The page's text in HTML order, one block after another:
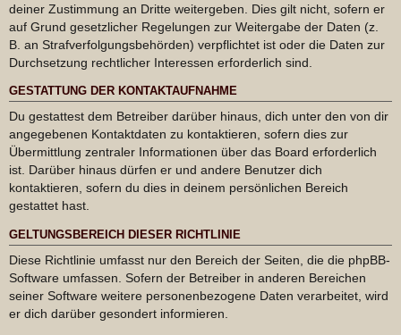
deiner Zustimmung an Dritte weitergeben. Dies gilt nicht, sofern er
auf Grund gesetzlicher Regelungen zur Weitergabe der Daten (z.
B. an Strafverfolgungsbehörden) verpflichtet ist oder die Daten zur
Durchsetzung rechtlicher Interessen erforderlich sind.
GESTATTUNG DER KONTAKTAUFNAHME
Du gestattest dem Betreiber darüber hinaus, dich unter den von dir
angegebenen Kontaktdaten zu kontaktieren, sofern dies zur
Übermittlung zentraler Informationen über das Board erforderlich
ist. Darüber hinaus dürfen er und andere Benutzer dich
kontaktieren, sofern du dies in deinem persönlichen Bereich
gestattet hast.
GELTUNGSBEREICH DIESER RICHTLINIE
Diese Richtlinie umfasst nur den Bereich der Seiten, die die phpBB-
Software umfassen. Sofern der Betreiber in anderen Bereichen
seiner Software weitere personenbezogene Daten verarbeitet, wird
er dich darüber gesondert informieren.